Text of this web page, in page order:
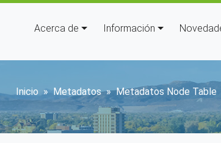
Navegación principal
Acerca de Información
Sobrescribir enlaces
Inicio Metadatos Metadatos Node Table